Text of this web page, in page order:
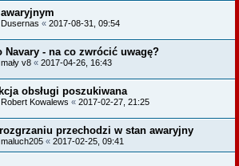
Dusernas « 2017-08-31, 09:54
Navary - na co zwrócić uwagę?
mały v8 « 2017-04-26, 16:43
obsługi poszukiwana
Robert Kowalews « 2017-02-27, 21:25
przechodzi w stan awaryjny
maluch205 « 2017-02-25, 09:41